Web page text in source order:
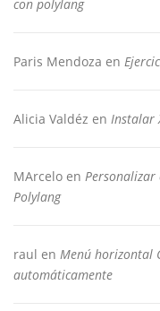
con polylang
Paris Mendoza en
Alicia Valdéz en Instalar
MArcelo en
Polylang
raul en Menú horizontal
automáticamente